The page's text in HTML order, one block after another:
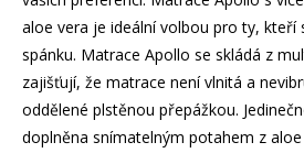
aloe vera je ideální volbou pro ty, kteří
spánku. Matrace Apollo se skládá z
zajišťují, že matrace není vlnitá a
oddělené plstěnou přepážkou.
doplněna snímatelným potahem z aloe